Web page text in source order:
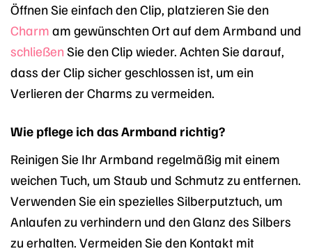
Öffnen Sie einfach den Clip, platzieren Sie den
Charm am gewünschten Ort auf dem Armband und
schließen Sie den Clip wieder. Achten Sie darauf,
dass der Clip sicher geschlossen ist, um ein
Verlieren der Charms zu vermeiden.
Wie pflege ich das Armband richtig?
Reinigen Sie Ihr Armband regelmäßig mit einem
weichen Tuch, um Staub und Schmutz zu entfernen.
Verwenden Sie ein spezielles Silberputztuch, um
Anlaufen zu verhindern und den Glanz des Silbers
zu erhalten. Vermeiden Sie den Kontakt mit